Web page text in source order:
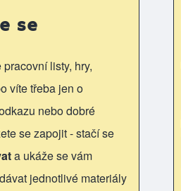
se
listy, hry,
víte třeba jen o
nebo dobré
se zapojit - stačí se
a ukáže se vám
jednotlivé materiály